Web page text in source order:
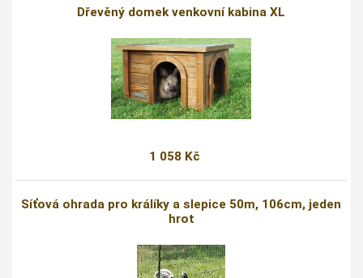
Dřevěný domek venkovní kabina XL
1 058 Kč
Síťová ohrada pro králíky a slepice 50m, 106cm, jeden
hrot